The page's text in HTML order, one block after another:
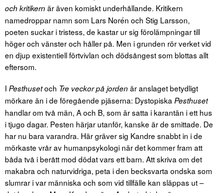
och kritikern är även komiskt underhållande. Kritikern
namedroppar namn som Lars Norén och Stig Larsson,
poeten suckar i tristess, de kastar ur sig förolämpningar till
höger och vänster och håller på. Men i grunden rör verket vid
en djup existentiell förtvivlan och dödsångest som blottas allt
eftersom.
I Pesthusetoch Tre veckorpå jorden är anslaget betydligt
mörkare än i de föregående pjäserna: Dystopiska Pesthuset
handlar om två män, A och B, som är satta i karantän i ett hus
i tjugo dagar. Pesten härjar utanför, kanske är de smittade. De
har nu bara varandra. Här gräver sig Kandre snabbt in i de
mörkaste vrår av humanpsykologi när det kommer fram att
båda två i berått mod dödat vars ett barn. Att skriva om det
makabra och naturvidriga, peta i den becksvarta ondska som
slumrar i var människa och som vid tillfälle kan släppas ut –